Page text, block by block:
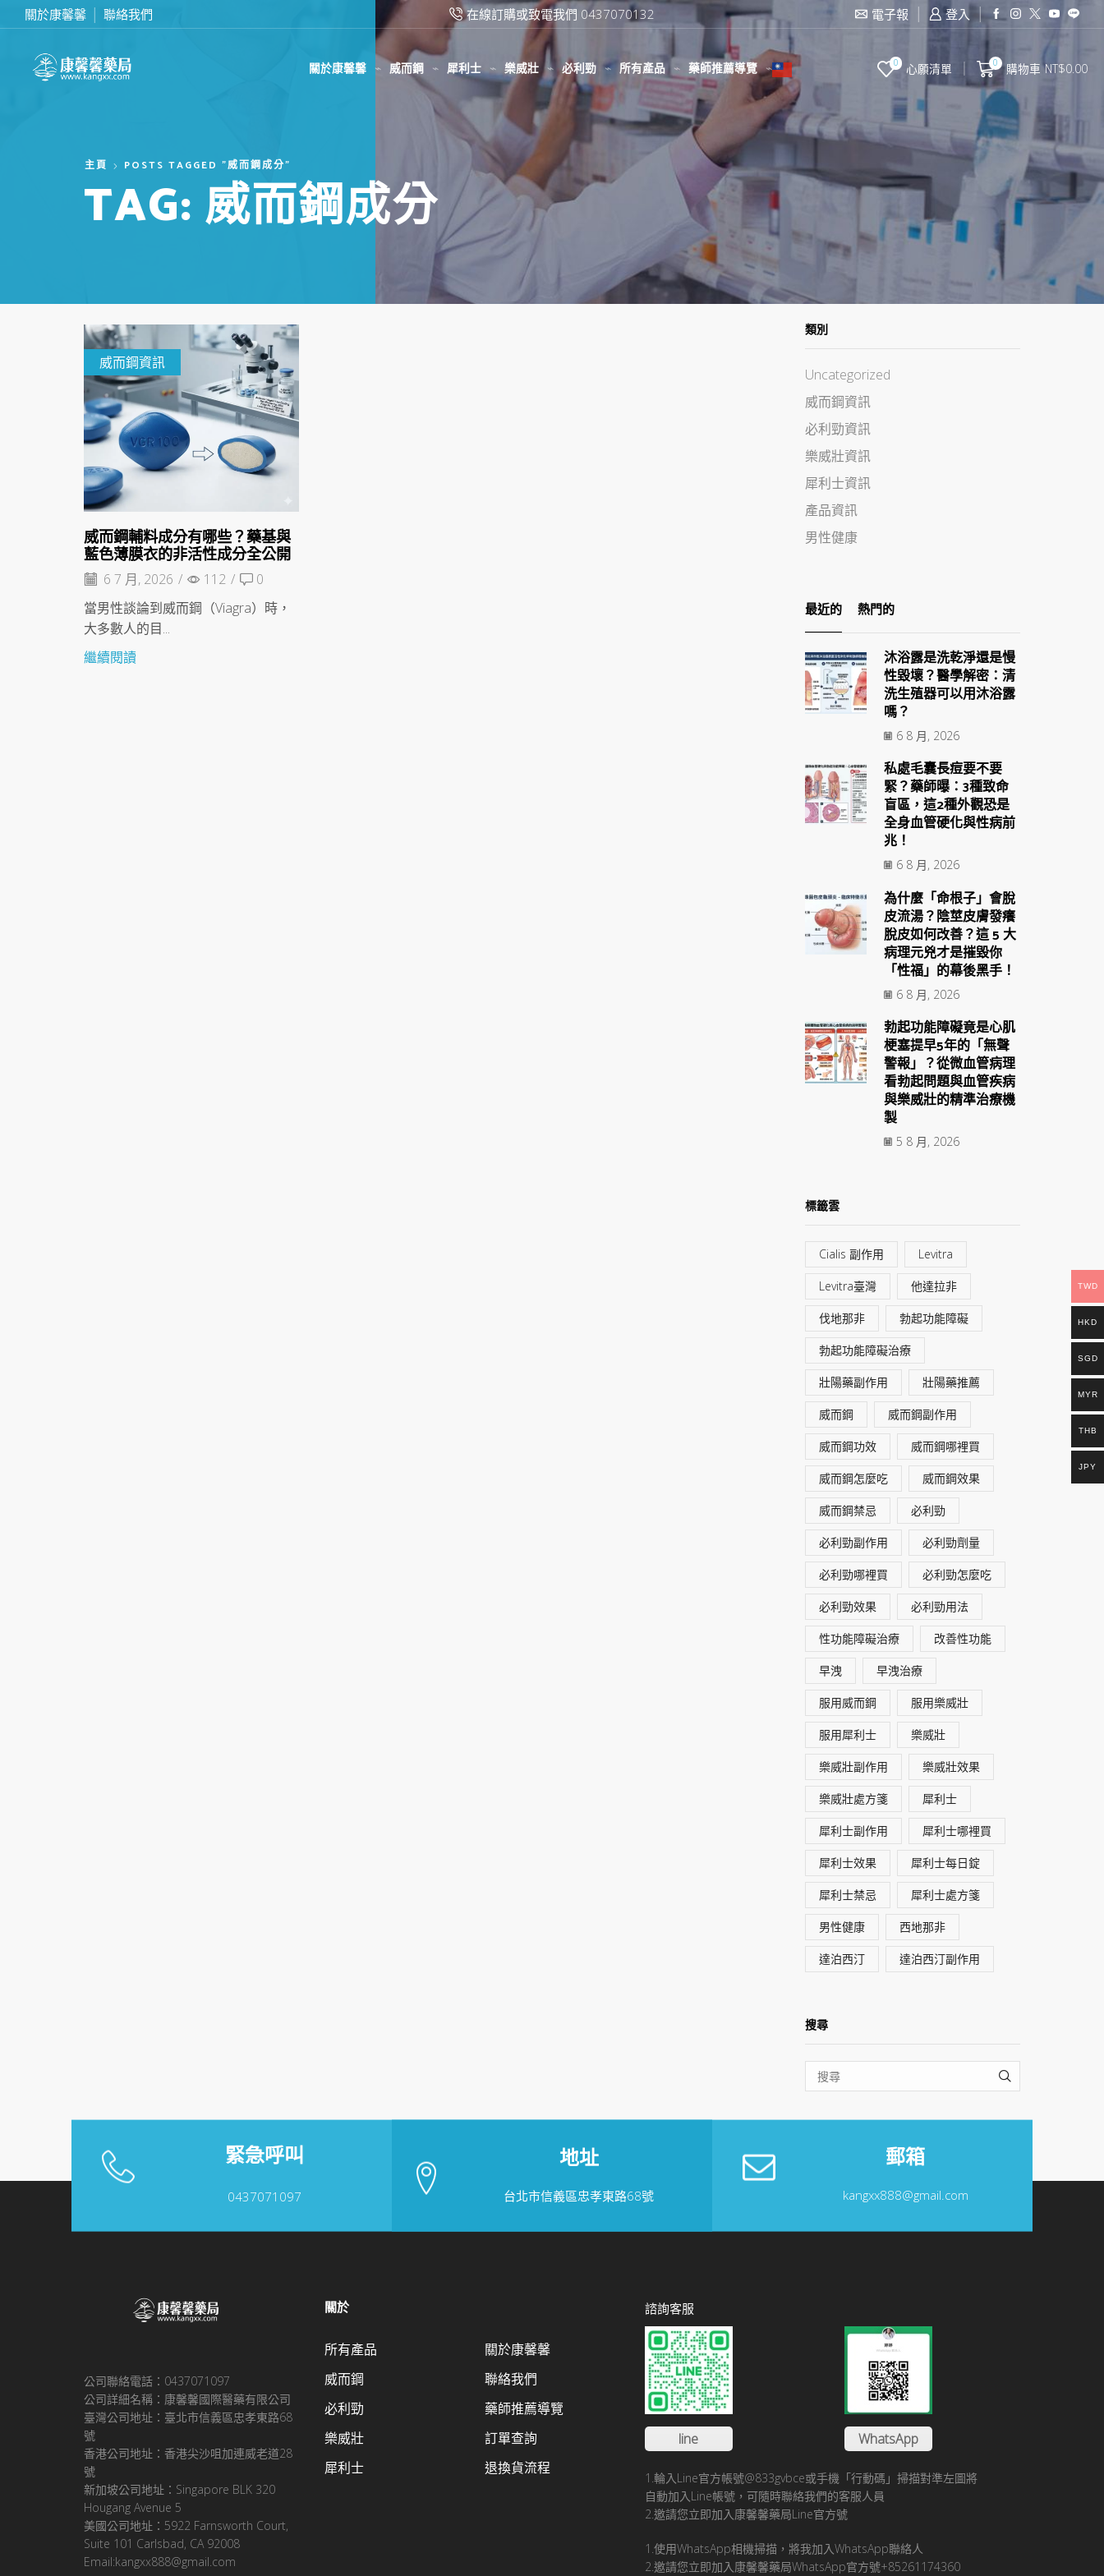
關於康馨馨 聯絡我們 在線訂購或致電我們 0437070132 滿2000台幣免運費
電子報 登入
關於康馨馨 威而鋼 犀利士 樂威壯 必利勁 所有產品 藥師推薦導覽 0 心願清單 0 購物車 NT$0.00
主頁 POSTS TAGGED "威而鋼成分"
TAG: 威而鋼成分
威而鋼資訊
威而鋼輔料成分有哪些？藥基與
藍色薄膜衣的非活性成分全公開
6 7 月, 2026 / 112 /
0
當男性談論到威而鋼（Viagra）時，
大多數人的目...
繼續閱讀
類別
Uncategorized
威而鋼資訊
必利勁資訊
樂威壯資訊
犀利士資訊
產品資訊
男性健康
最近的 熱門的
沐浴露是洗乾淨還是慢
性毀壞？醫學解密：清
洗生殖器可以用沐浴露
嗎？
6 8 月, 2026
私處毛囊長痘要不要
緊？藥師曝：3種致命
盲區，這2種外觀恐是
全身血管硬化與性病前
兆！
6 8 月, 2026
為什麼「命根子」會脫
皮流湯？陰莖皮膚發癢
脫皮如何改善？這 5 大
病理元兇才是摧毀你
「性福」的幕後黑手！
6 8 月, 2026
勃起功能障礙竟是心肌
梗塞提早5年的「無聲
警報」？從微血管病理
看勃起問題與血管疾病
與樂威壯的精準治療機
製
5 8 月, 2026
標籤雲
Cialis 副作用 Levitra
Levitra臺灣 他達拉非
伐地那非 勃起功能障礙
勃起功能障礙治療
壯陽藥副作用 壯陽藥推薦
威而鋼 威而鋼副作用
威而鋼功效 威而鋼哪裡買
威而鋼怎麼吃 威而鋼效果
威而鋼禁忌 必利勁
必利勁副作用 必利勁劑量
必利勁哪裡買 必利勁怎麼吃
必利勁效果 必利勁用法
性功能障礙治療 改善性功能
早洩 早洩治療
服用威而鋼 服用樂威壯
服用犀利士 樂威壯
樂威壯副作用 樂威壯效果
樂威壯處方箋 犀利士
犀利士副作用 犀利士哪裡買
犀利士效果 犀利士每日錠
犀利士禁忌 犀利士處方箋
男性健康 西地那非
達泊西汀 達泊西汀副作用
搜尋
SEARCH
緊急呼叫
0437071097
地址
台北市信義區忠孝東路68號
郵箱
kangxx888@gmail.com
公司聯絡電話：0437071097
公司詳細名稱：康馨馨國際醫藥有限公司
臺灣公司地址：臺北市信義區忠孝東路68
號
香港公司地址：香港尖沙咀加連威老道28
號
新加坡公司地址：Singapore BLK 320
Hougang Avenue 5
美國公司地址：5922 Farnsworth Court,
Suite 101 Carlsbad, CA 92008
Email:kangxx888@gmail.com
關於
所有產品
威而鋼
必利勁
樂威壯
犀利士
關於康馨馨
聯絡我們
藥師推薦導覽
訂單查詢
退換貨流程
諮詢客服
line WhatsApp
1.輪入Line官方帳號@833gvbce或手機「行動碼」掃描對準左圖將
自動加入Line帳號，可隨時聯絡我們的客服人員
2.邀請您立即加入康馨馨藥局Line官方號
1.使用WhatsApp相機掃描，將我加入WhatsApp聯絡人
2.邀請您立即加入康馨馨藥局WhatsApp官方號+85261174360
TWD
HKD
SGD
MYR
THB
JPY